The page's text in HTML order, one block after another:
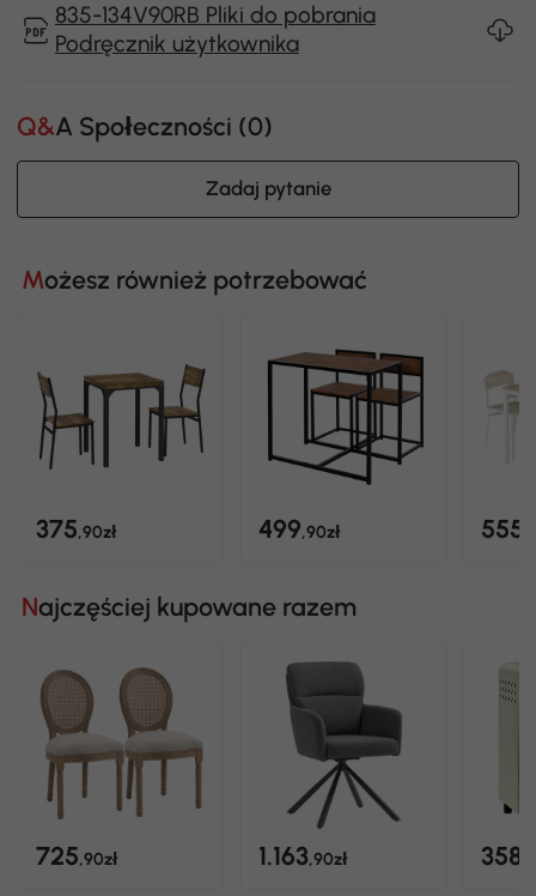
835-134V90RB Pliki do pobrania
Podręcznik użytkownika
Q&A Społeczności (0)
Zadaj pytanie
Możesz również potrzebować
375,90zł 499,90zł 555
Najczęściej kupowane razem
725,90zł 1.163,90zł 358